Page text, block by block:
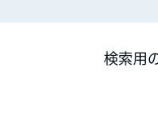
検索用